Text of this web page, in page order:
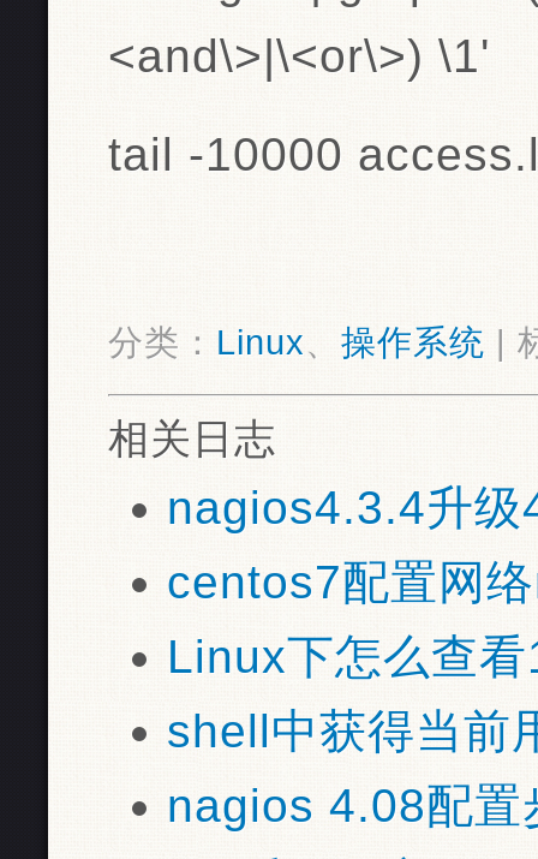
<and\>|\<or\>) \1'
tail -10000
分类： Linux、 操作系统 |
相关日志
nagios4.3.4升级
centos7配置网
Linux下怎么查
shell中获得当前
nagios 4.08配置